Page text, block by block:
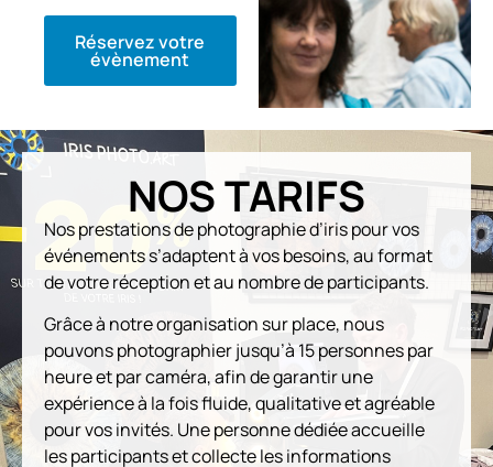
Réservez votre
évènement
NOS TARIFS
Nos prestations de photographie d’iris pour vos
événements s’adaptent à vos besoins, au format
de votre réception et au nombre de participants.
Grâce à notre organisation sur place, nous
pouvons photographier jusqu’à 15 personnes par
heure et par caméra, afin de garantir une
expérience à la fois fluide, qualitative et agréable
pour vos invités. Une personne dédiée accueille
les participants et collecte les informations